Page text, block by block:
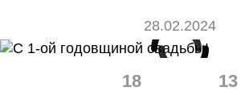
28.02.2024
18 13